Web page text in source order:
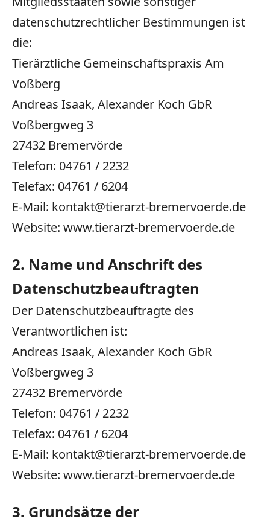
datenschutzrechtlicher Bestimmungen ist
die:
Tierärztliche Gemeinschaftspraxis Am
Voßberg
Andreas Isaak, Alexander Koch GbR
Voßbergweg 3
27432 Bremervörde
Telefon: 04761 / 2232
Telefax: 04761 / 6204
E-Mail: kontakt@tierarzt-bremervoerde.de
Website: www.tierarzt-bremervoerde.de
2. Name und Anschrift des
Datenschutzbeauftragten
Der Datenschutzbeauftragte des
Verantwortlichen ist:
Andreas Isaak, Alexander Koch GbR
Voßbergweg 3
27432 Bremervörde
Telefon: 04761 / 2232
Telefax: 04761 / 6204
E-Mail: kontakt@tierarzt-bremervoerde.de
Website: www.tierarzt-bremervoerde.de
3. Grundsätze der